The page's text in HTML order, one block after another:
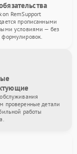
RemSupport
прописанными
условиями — без
проверенные детали
работы